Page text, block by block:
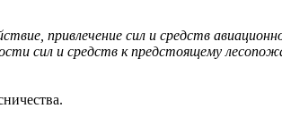
привлечение сил и средств
сил и средств к предстоящему